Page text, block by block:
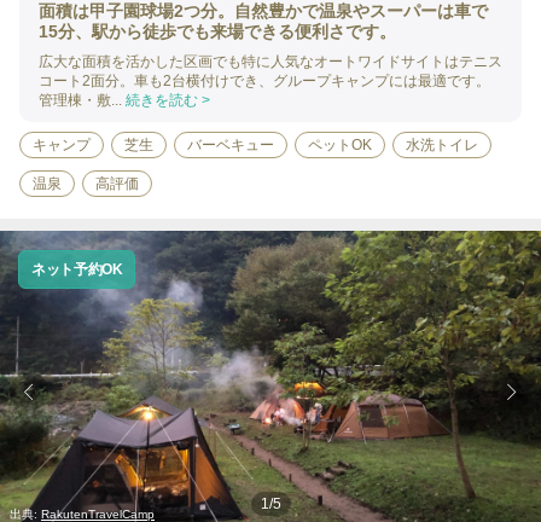
面積は甲子園球場2つ分。自然豊かで温泉やスーパーは車で
15分、駅から徒歩でも来場できる便利さです。
広大な面積を活かした区画でも特に人気なオートワイドサイトはテニス
コート2面分。車も2台横付けでき、グループキャンプには最適です。
管理棟・敷... 続きを読む >
キャンプ 芝生 バーベキュー ペットOK 水洗トイレ
温泉 高評価
出典: RakutenTravelCamp
1/5
ネット予約OK